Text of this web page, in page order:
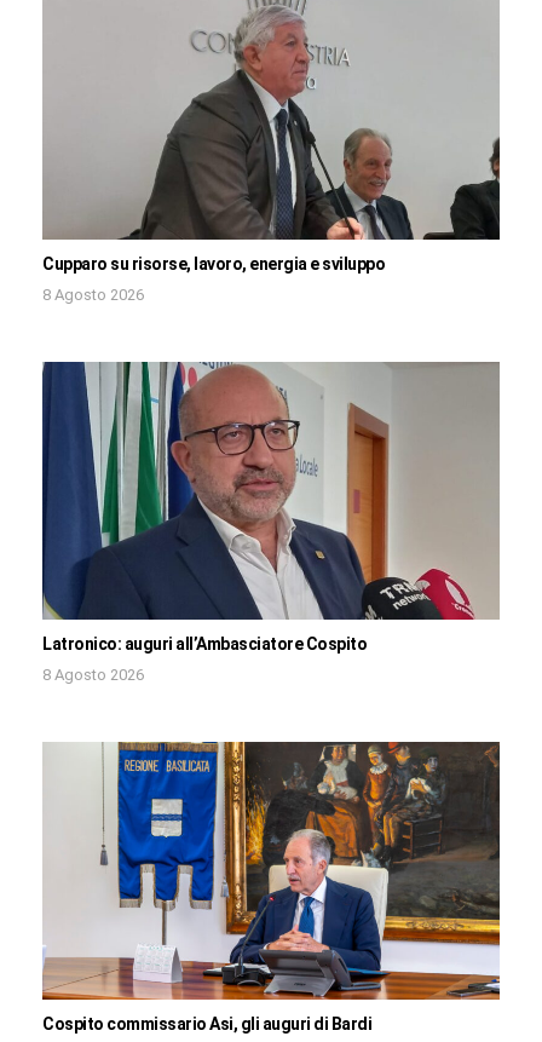
Cupparo su risorse, lavoro, energia e sviluppo
8 Agosto 2026
Latronico: auguri all’Ambasciatore Cospito
8 Agosto 2026
Cospito commissario Asi, gli auguri di Bardi